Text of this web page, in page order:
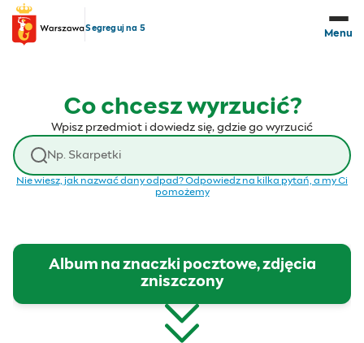
Przejdź do treści
Segreguj na 5
Menu
Co chcesz wyrzucić?
Wpisz przedmiot i dowiedz się, gdzie go wyrzucić
Wyszukaj odpad
Nie wiesz, jak nazwać dany odpad? Odpowiedz na kilka pytań, a my Ci
pomożemy
Album na znaczki pocztowe, zdjęcia
zniszczony